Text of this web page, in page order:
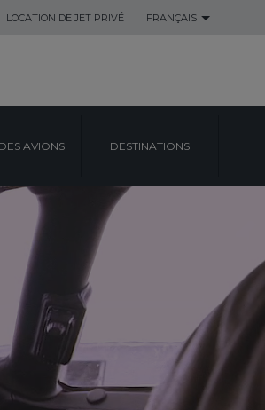
LOCATION DE JET PRIVÉ FRANÇAIS
AVIONS DESTINATIONS